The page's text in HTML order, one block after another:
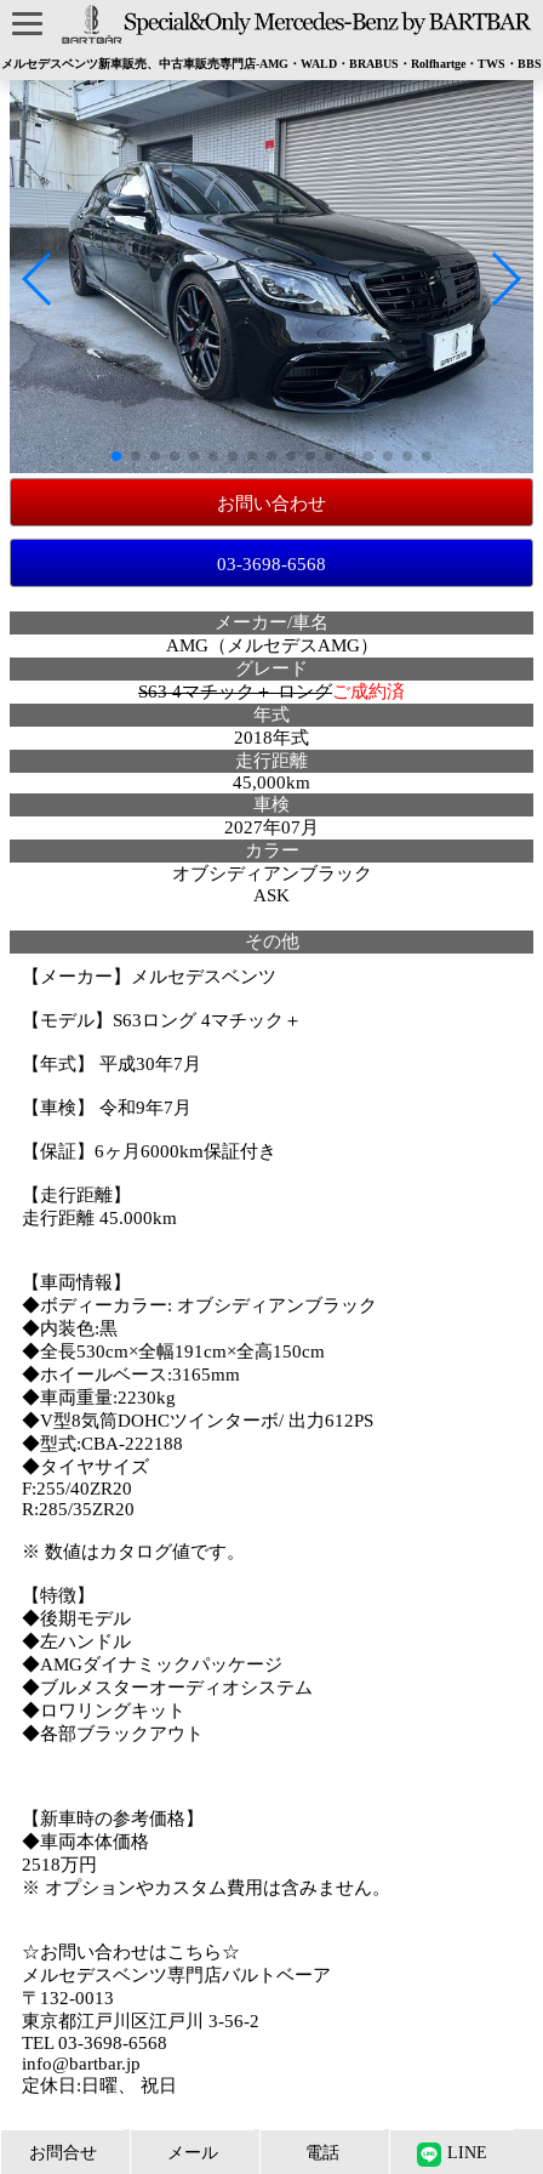
メルセデスベンツ新車販売、中古車販売専門店-AMG・WALD・BRABUS・Rolfhartge・TWS・BBS
お問い合わせ
03-3698-6568
メーカー/車名
AMG（メルセデスAMG）
グレード
S63 4マチック＋ ロングご成約済
年式
2018年式
走行距離
45,000km
車検
2027年07月
カラー
オブシディアンブラック
ASK
その他
【メーカー】メルセデスベンツ
【モデル】S63ロング 4マチック＋
【年式】 平成30年7月
【車検】 令和9年7月
【保証】6ヶ月6000km保証付き
【走行距離】
走行距離 45.000km
【車両情報】
◆ボディーカラー: オブシディアンブラック
◆内装色:黒
◆全長530cm×全幅191cm×全高150cm
◆ホイールベース:3165mm
◆車両重量:2230kg
◆V型8気筒DOHCツインターボ/ 出力612PS
◆型式:CBA-222188
◆タイヤサイズ
F:255/40ZR20
R:285/35ZR20
※ 数値はカタログ値です。
【特徴】
◆後期モデル
◆左ハンドル
◆AMGダイナミックパッケージ
◆ブルメスターオーディオシステム
◆ロワリングキット
◆各部ブラックアウト
【新車時の参考価格】
◆車両本体価格
2518万円
※ オプションやカスタム費用は含みません。
☆お問い合わせはこちら☆
メルセデスベンツ専門店バルトベーア
〒132-0013
東京都江戸川区江戸川 3-56-2
TEL 03-3698-6568
info@bartbar.jp
定休日:日曜、 祝日
お問合せ メール 電話 LINE